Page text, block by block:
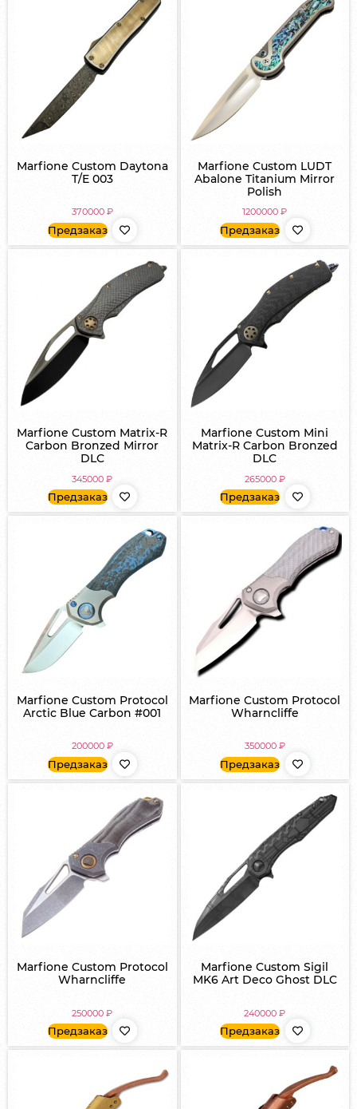
Marfione Custom Daytona
T/E 003
370000 ₽
Предзаказ
Marfione Custom LUDT
Abalone Titanium Mirror
Polish
1200000₽
Предзаказ
Marfione Custom Matrix-R
Carbon Bronzed Mirror
DLC
345000₽
Предзаказ
Marfione Custom Mini
Matrix-R Carbon Bronzed
DLC
265000 ₽
Предзаказ
Marfione Custom Protocol
Arctic Blue Carbon #001
200000 ₽
Предзаказ
Marfione Custom Protocol
Wharncliffe
350000 ₽
Предзаказ
Marfione Custom Protocol
Wharncliffe
250000₽
Предзаказ
Marfione Custom Sigil
MK6 Art Deco Ghost DLC
240000₽
Предзаказ